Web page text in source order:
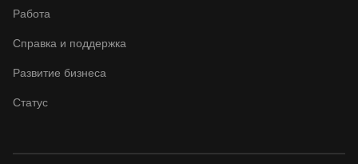
Работа
Справка и поддержка
Развитие бизнеса
Статус